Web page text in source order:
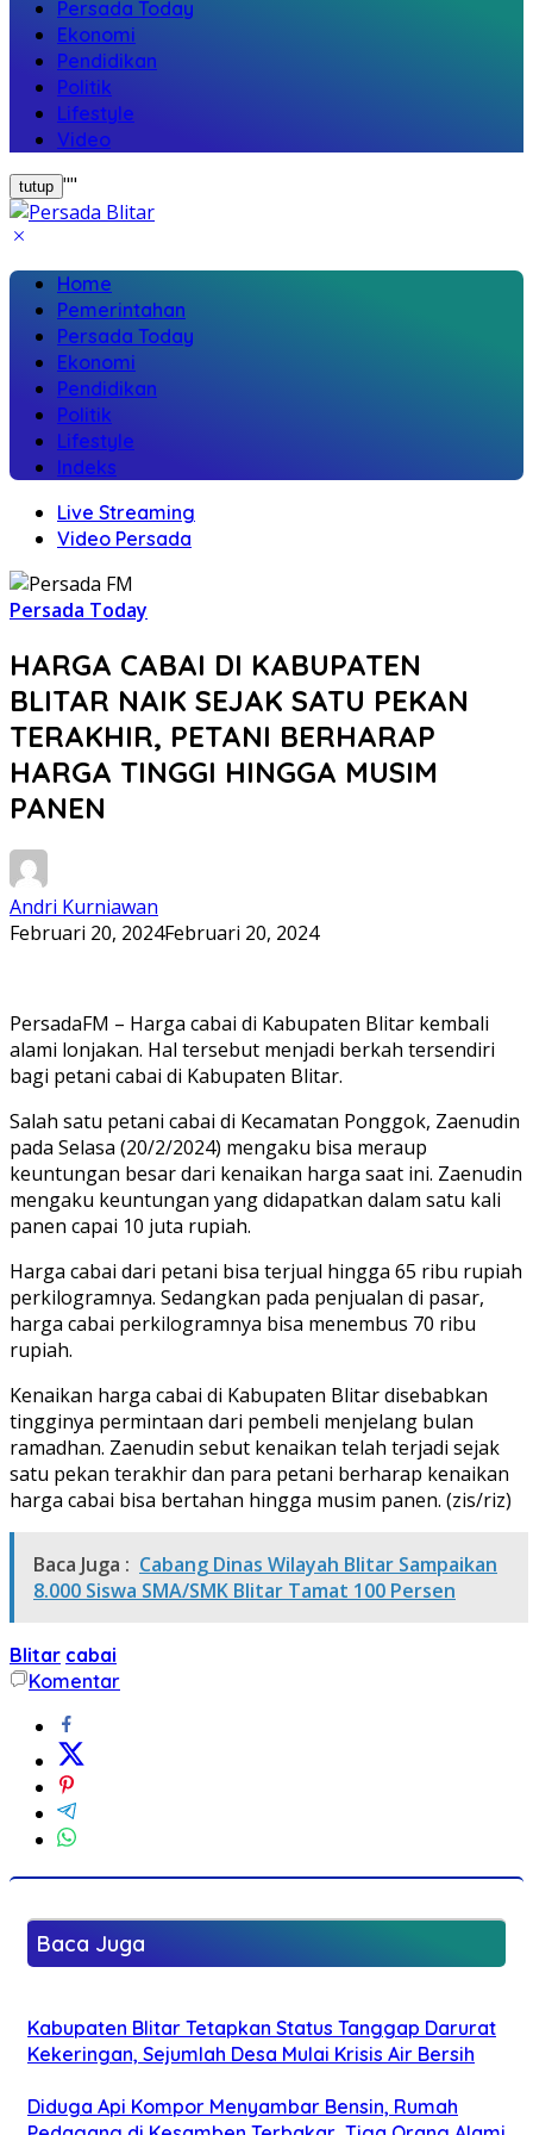
Persada Today
Ekonomi
Pendidikan
Politik
Lifestyle
Video
tutup ""
Home
Pemerintahan
Persada Today
Ekonomi
Pendidikan
Politik
Lifestyle
Indeks
Live Streaming
Video Persada
Persada Today
HARGA CABAI DI KABUPATEN
BLITAR NAIK SEJAK SATU PEKAN
TERAKHIR, PETANI BERHARAP
HARGA TINGGI HINGGA MUSIM
PANEN
Andri Kurniawan
Februari 20, 2024Februari 20, 2024
PersadaFM – Harga cabai di Kabupaten Blitar kembali
alami lonjakan. Hal tersebut menjadi berkah tersendiri
bagi petani cabai di Kabupaten Blitar.
Salah satu petani cabai di Kecamatan Ponggok, Zaenudin
pada Selasa (20/2/2024) mengaku bisa meraup
keuntungan besar dari kenaikan harga saat ini. Zaenudin
mengaku keuntungan yang didapatkan dalam satu kali
panen capai 10 juta rupiah.
Harga cabai dari petani bisa terjual hingga 65 ribu rupiah
perkilogramnya. Sedangkan pada penjualan di pasar,
harga cabai perkilogramnya bisa menembus 70 ribu
rupiah.
Kenaikan harga cabai di Kabupaten Blitar disebabkan
tingginya permintaan dari pembeli menjelang bulan
ramadhan. Zaenudin sebut kenaikan telah terjadi sejak
satu pekan terakhir dan para petani berharap kenaikan
harga cabai bisa bertahan hingga musim panen. (zis/riz)
Baca Juga : Cabang Dinas Wilayah Blitar Sampaikan
8.000 Siswa SMA/SMK Blitar Tamat 100 Persen
Blitar cabai
Komentar
Baca Juga
Kabupaten Blitar Tetapkan Status Tanggap Darurat
Kekeringan, Sejumlah Desa Mulai Krisis Air Bersih
Diduga Api Kompor Menyambar Bensin, Rumah